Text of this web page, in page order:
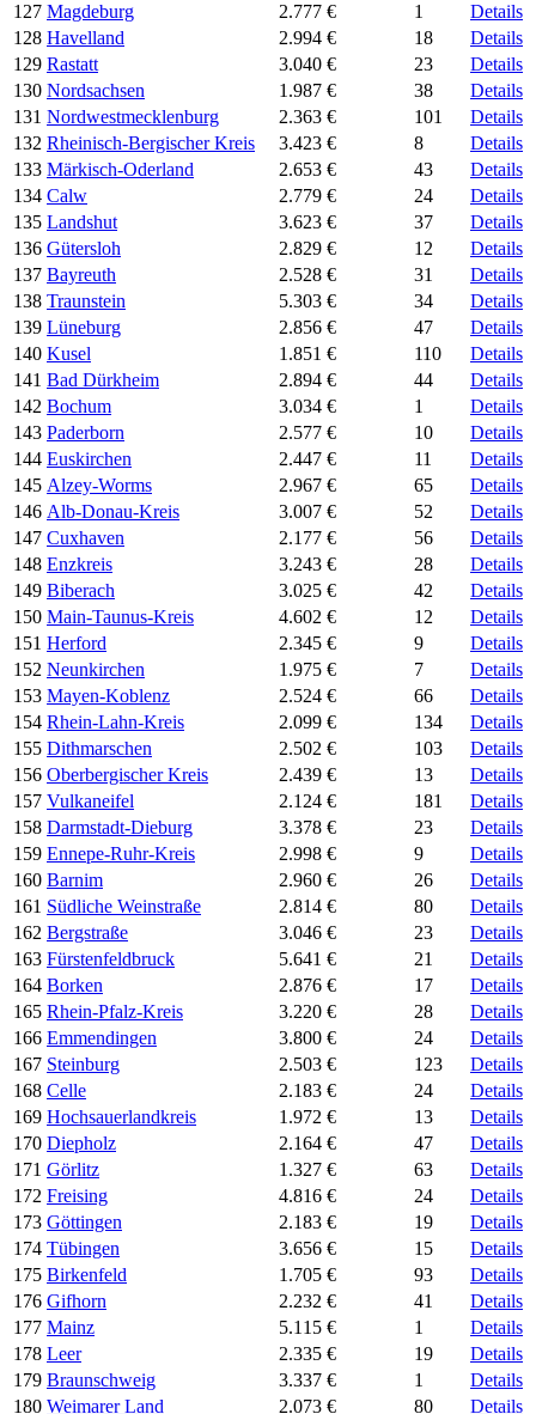
127 Magdeburg 2.777 € 1
Details
128 Havelland 2.994 € 18
Details
129 Rastatt 3.040 € 23
Details
130 Nordsachsen 1.987 € 38
Details
131 Nordwestmecklenburg 2.363 € 101
Details
132 Rheinisch-Bergischer Kreis 3.423 € 8
Details
133 Märkisch-Oderland 2.653 € 43
Details
134 Calw 2.779 € 24
Details
135 Landshut 3.623 € 37
Details
136 Gütersloh 2.829 € 12
Details
137 Bayreuth 2.528 € 31
Details
138 Traunstein 5.303 € 34
Details
139 Lüneburg 2.856 € 47
Details
140 Kusel 1.851 € 110
Details
141 Bad Dürkheim 2.894 € 44
Details
142 Bochum 3.034 € 1
Details
143 Paderborn 2.577 € 10
Details
144 Euskirchen 2.447 € 11
Details
145 Alzey-Worms 2.967 € 65
Details
146 Alb-Donau-Kreis 3.007 € 52
Details
147 Cuxhaven 2.177 € 56
Details
148 Enzkreis 3.243 € 28
Details
149 Biberach 3.025 € 42
Details
150 Main-Taunus-Kreis 4.602 € 12
Details
151 Herford 2.345 € 9
Details
152 Neunkirchen 1.975 € 7
Details
153 Mayen-Koblenz 2.524 € 66
Details
154 Rhein-Lahn-Kreis 2.099 € 134
Details
155 Dithmarschen 2.502 € 103
Details
156 Oberbergischer Kreis 2.439 € 13
Details
157 Vulkaneifel 2.124 € 181
Details
158 Darmstadt-Dieburg 3.378 € 23
Details
159 Ennepe-Ruhr-Kreis 2.998 € 9
Details
160 Barnim 2.960 € 26
Details
161 Südliche Weinstraße 2.814 € 80
Details
162 Bergstraße 3.046 € 23
Details
163 Fürstenfeldbruck 5.641 € 21
Details
164 Borken 2.876 € 17
Details
165 Rhein-Pfalz-Kreis 3.220 € 28
Details
166 Emmendingen 3.800 € 24
Details
167 Steinburg 2.503 € 123
Details
168 Celle 2.183 € 24
Details
169 Hochsauerlandkreis 1.972 € 13
Details
170 Diepholz 2.164 € 47
Details
171 Görlitz 1.327 € 63
Details
172 Freising 4.816 € 24
Details
173 Göttingen 2.183 € 19
Details
174 Tübingen 3.656 € 15
Details
175 Birkenfeld 1.705 € 93
Details
176 Gifhorn 2.232 € 41
Details
177 Mainz 5.115 € 1
Details
178 Leer 2.335 € 19
Details
179 Braunschweig 3.337 € 1
Details
180 Weimarer Land 2.073 € 80
Details